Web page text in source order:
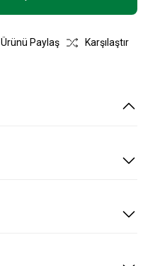
Ürünü Paylaş Karşılaştır